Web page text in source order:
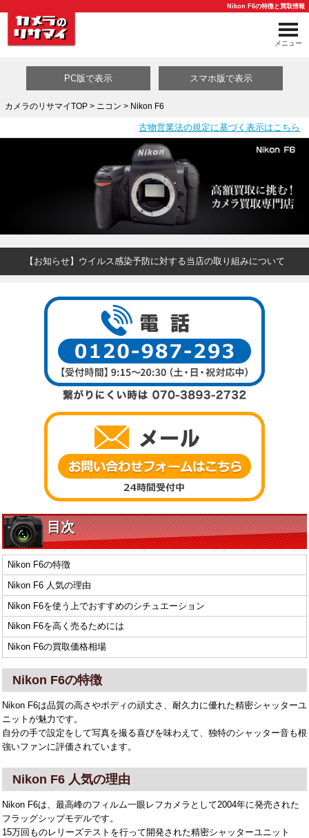
Nikon F6の特徴と買取情報
メニュー
買取カテゴリ一覧
PC版で表示 スマホ版で表示
カメラのリサマイTOP> ニコン > Nikon F6
古物営業法の規定に基づく表示はこちら
【お知らせ】ウイルス感染予防に対する当店の取り組みについて
目次
Nikon F6の特徴
Nikon F6 人気の理由
Nikon F6を使う上でおすすめのシチュエーション
Nikon F6を高く売るためには
Nikon F6の買取価格相場
Nikon F6の特徴
Nikon F6は品質の高さやボディの頑丈さ、耐久力に優れた精密シャッターユ
ニットが魅力です。
自分の手で設定をして写真を撮る喜びを味わえて、独特のシャッター音も根
強いファンに評価されています。
Nikon F6 人気の理由
Nikon F6は、最高峰のフィルム一眼レフカメラとして2004年に発売された
フラッグシップモデルです。
15万回ものレリーズテストを行って開発された精密シャッターユニット